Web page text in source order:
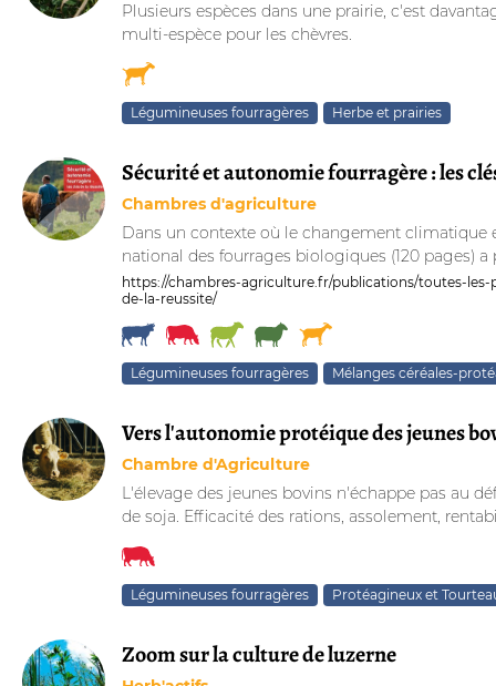
Plusieurs espèces dans une prairie, c'est
multi-espèce pour les chèvres.
Légumineuses fourragères Herbe et prairies
Sécurité et autonomie fourragère : les
Chambres d'agriculture
Dans un contexte où le changement climatique
national des fourrages biologiques (120 pages)
https://chambres-agriculture.fr/publications/toutes-
de-la-reussite/
Légumineuses fourragères Mélanges céréales-
Vers l'autonomie protéique des jeunes
Chambre d'Agriculture
L'élevage des jeunes bovins n'échappe pas au
de soja. Efficacité des rations, assolement,
Légumineuses fourragères Protéagineux et
Zoom sur la culture de luzerne